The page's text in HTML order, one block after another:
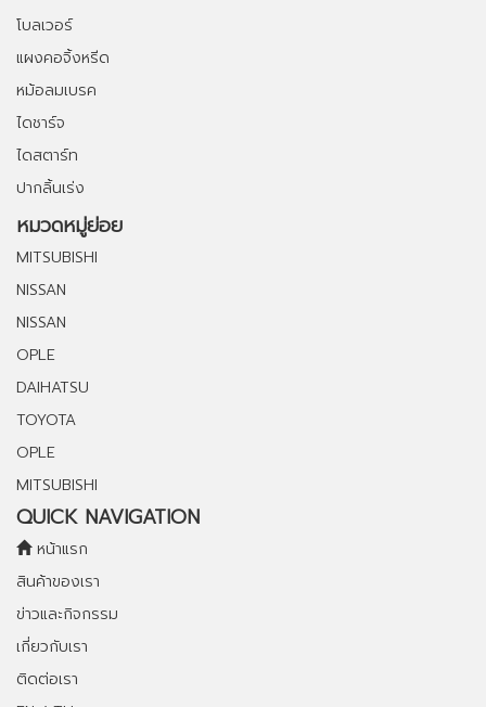
โบลเวอร์
แผงคอจิ้งหรีด
หม้อลมเบรค
ไดชาร์จ
ไดสตาร์ท
ปากลิ้นเร่ง
หมวดหมู่ย่อย
MITSUBISHI
NISSAN
NISSAN
OPLE
DAIHATSU
TOYOTA
OPLE
MITSUBISHI
QUICK NAVIGATION
หน้าแรก
สินค้าของเรา
ข่าวและกิจกรรม
เกี่ยวกับเรา
ติดต่อเรา